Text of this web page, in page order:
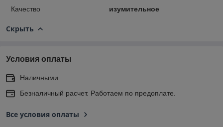
Качество
изумительное
Скрыть
Условия оплаты
Наличными
Безналичный расчет. Работаем по предоплате.
Все условия оплаты